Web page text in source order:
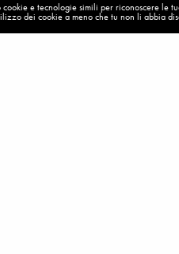
e tecnologie simili per riconoscere le
dei cookie a meno che tu non li abbia